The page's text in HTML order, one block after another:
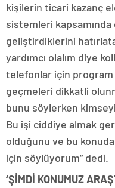
kişilerin ticari kazanç
sistemleri
geliştirdiklerini
yardımcı olalım diye
telefonlar için program
geçmeleri dikkatli
bunu söylerken
Bu işi ciddiye almak
olduğunu ve bu
için söylüyorum” dedi.
‘ŞİMDİ KONUMUZ